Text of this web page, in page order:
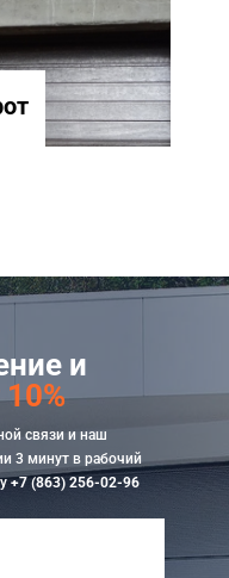
и
связи и наш
3 минут в рабочий
+7 (863) 256-02-96